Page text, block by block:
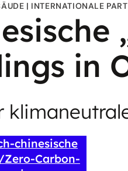
INTERNATIONALE
in
chinesische
Zero-Carbon-